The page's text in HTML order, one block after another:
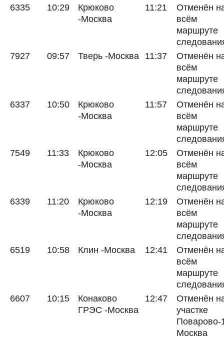
6335 10:29
Крюково
-Москва
11:21
Отменён
всём
маршруте
7927
09:57 Тверь -Москва 11:37
Отменён
всём
маршруте
6337
10:50
Крюково
-Москва
11:57
Отменён
всём
маршруте
7549
11:33
Крюково
-Москва
12:05
Отменён
всём
маршруте
6339
11:20
Крюково
-Москва
12:19
Отменён
всём
маршруте
6519
10:58 Клин -Москва 12:41
Отменён
всём
маршруте
6607
10:15
Конаково
ГРЭС -Москва
12:47
Отменён
участке
Поварово-
Москва